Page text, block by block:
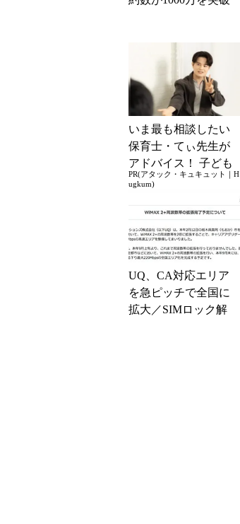
いま最も相談したい
保育士・てぃ先生が
アドバイス！ 子ども
の“おてつだい”に、
ばいい...
PR(アタック・キュキュット｜H
ugkum)
UQ、CA対応エリア
を急ピッチで全国に
拡大／SIMロック解